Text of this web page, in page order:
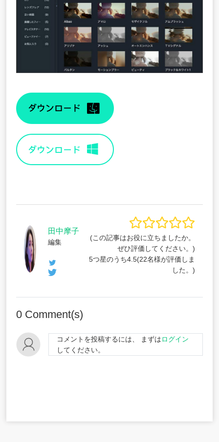
田中摩子
編集
(この記事はお役に立ちましたか。
ぜひ評価してください。)
5つ星のうち4.5(22名様が評価しま
した。)
0 Comment(s)
コメントを投稿するには、 まずはログイン
してください。